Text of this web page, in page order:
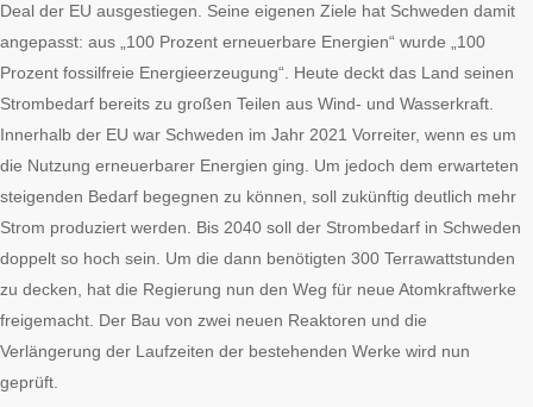
Deal der EU ausgestiegen. Seine eigenen Ziele hat Schweden damit
angepasst: aus „100 Prozent erneuerbare Energien“ wurde „100
Prozent fossilfreie Energieerzeugung“. Heute deckt das Land seinen
Strombedarf bereits zu großen Teilen aus Wind- und Wasserkraft.
Innerhalb der EU war Schweden im Jahr 2021 Vorreiter, wenn es um
die Nutzung erneuerbarer Energien ging. Um jedoch dem erwarteten
steigenden Bedarf begegnen zu können, soll zukünftig deutlich mehr
Strom produziert werden. Bis 2040 soll der Strombedarf in Schweden
doppelt so hoch sein. Um die dann benötigten 300 Terrawattstunden
zu decken, hat die Regierung nun den Weg für neue Atomkraftwerke
freigemacht. Der Bau von zwei neuen Reaktoren und die
Verlängerung der Laufzeiten der bestehenden Werke wird nun
geprüft.